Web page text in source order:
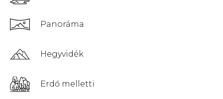
Panoráma
Hegyvidék
Erdő melletti